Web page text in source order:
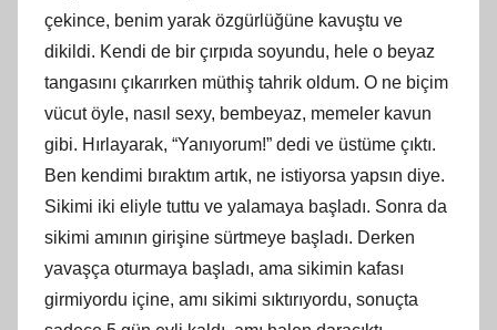
çekince, benim yarak özgürlüğüne kavuştu ve
dikildi. Kendi de bir çırpıda soyundu, hele o beyaz
tangasını çıkarırken müthiş tahrik oldum. O ne biçim
vücut öyle, nasıl sexy, bembeyaz, memeler kavun
gibi. Hırlayarak, “Yanıyorum!” dedi ve üstüme çıktı.
Ben kendimi bıraktım artık, ne istiyorsa yapsın diye.
Sikimi iki eliyle tuttu ve yalamaya başladı. Sonra da
sikimi amının girişine sürtmeye başladı. Derken
yavaşça oturmaya başladı, ama sikimin kafası
girmiyordu içine, amı sikimi sıktırıyordu, sonuçta